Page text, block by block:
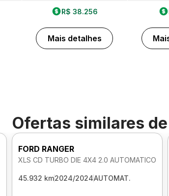
R$ 38.256
Mais detalhes
Ofertas similares de
FORD RANGER
XLS CD TURBO DIE 4X4 2.0 AUTOMATICO
45.932 km2024/2024AUTOMAT.